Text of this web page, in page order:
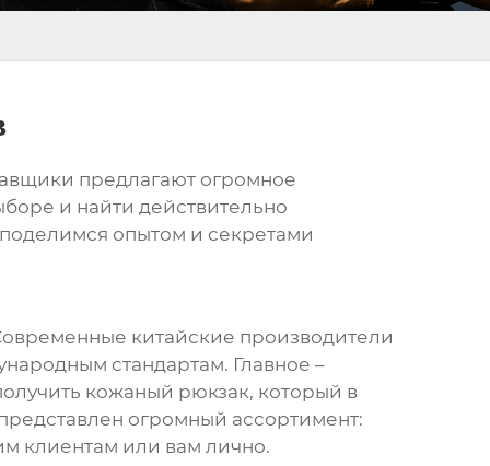
предлагают огромное
и найти действительно
опытом и секретами
китайские производители
стандартам. Главное –
кожаный рюкзак, который в
огромный ассортимент:
клиентам или вам лично.